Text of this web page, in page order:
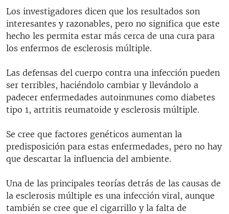
Los investigadores dicen que los resultados son
interesantes y razonables, pero no significa que este
hecho les permita estar más cerca de una cura para
los enfermos de esclerosis múltiple.
Las defensas del cuerpo contra una infección pueden
ser terribles, haciéndolo cambiar y llevándolo a
padecer enfermedades autoinmunes como diabetes
tipo 1, artritis reumatoide y esclerosis múltiple.
Se cree que factores genéticos aumentan la
predisposición para estas enfermedades, pero no hay
que descartar la influencia del ambiente.
Una de las principales teorías detrás de las causas de
la esclerosis múltiple es una infección viral, aunque
también se cree que el cigarrillo y la falta de